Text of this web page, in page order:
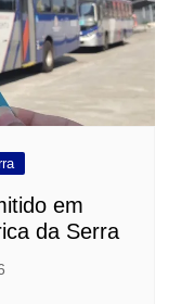
em
da Serra